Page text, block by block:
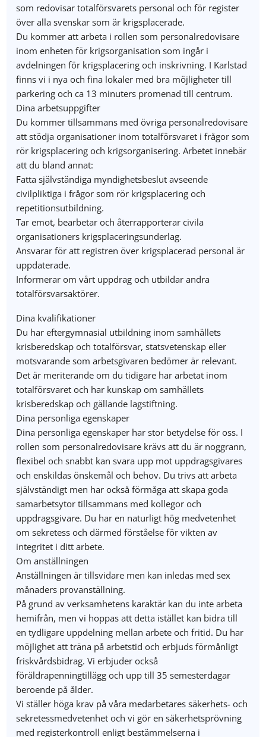
som redovisar totalförsvarets personal och för register
över alla svenskar som är krigsplacerade.
Du kommer att arbeta i rollen som personalredovisare
inom enheten för krigsorganisation som ingår i
avdelningen för krigsplacering och inskrivning. I Karlstad
finns vi i nya och fina lokaler med bra möjligheter till
parkering och ca 13 minuters promenad till centrum.
Dina arbetsuppgifter
Du kommer tillsammans med övriga personalredovisare
att stödja organisationer inom totalförsvaret i frågor som
rör krigsplacering och krigsorganisering. Arbetet innebär
att du bland annat:
Fatta självständiga myndighetsbeslut avseende
civilpliktiga i frågor som rör krigsplacering och
repetitionsutbildning.
Tar emot, bearbetar och återrapporterar civila
organisationers krigsplaceringsunderlag.
Ansvarar för att registren över krigsplacerad personal är
uppdaterade.
Informerar om vårt uppdrag och utbildar andra
totalförsvarsaktörer.
Dina kvalifikationer
Du har eftergymnasial utbildning inom samhällets
krisberedskap och totalförsvar, statsvetenskap eller
motsvarande som arbetsgivaren bedömer är relevant.
Det är meriterande om du tidigare har arbetat inom
totalförsvaret och har kunskap om samhällets
krisberedskap och gällande lagstiftning.
Dina personliga egenskaper
Dina personliga egenskaper har stor betydelse för oss. I
rollen som personalredovisare krävs att du är noggrann,
flexibel och snabbt kan svara upp mot uppdragsgivares
och enskildas önskemål och behov. Du trivs att arbeta
självständigt men har också förmåga att skapa goda
samarbetsytor tillsammans med kollegor och
uppdragsgivare. Du har en naturligt hög medvetenhet
om sekretess och därmed förståelse för vikten av
integritet i ditt arbete.
Om anställningen
Anställningen är tillsvidare men kan inledas med sex
månaders provanställning.
På grund av verksamhetens karaktär kan du inte arbeta
hemifrån, men vi hoppas att detta istället kan bidra till
en tydligare uppdelning mellan arbete och fritid. Du har
möjlighet att träna på arbetstid och erbjuds förmånligt
friskvårdsbidrag. Vi erbjuder också
föräldrapenningtillägg och upp till 35 semesterdagar
beroende på ålder.
Vi ställer höga krav på våra medarbetares säkerhets- och
sekretessmedvetenhet och vi gör en säkerhetsprövning
med registerkontroll enligt bestämmelserna i